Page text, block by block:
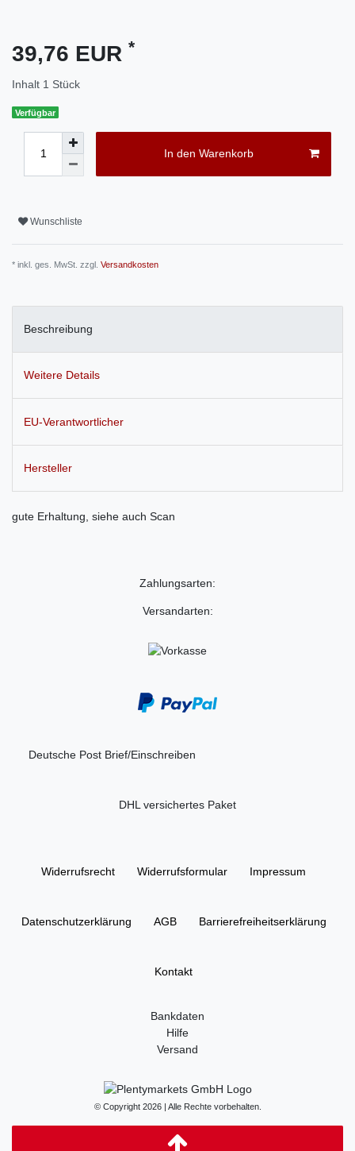
39,76 EUR *
Inhalt 1 Stück
Verfügbar
In den Warenkorb
Wunschliste
* inkl. ges. MwSt. zzgl. Versandkosten
Beschreibung
Weitere Details
EU-Verantwortlicher
Hersteller
gute Erhaltung, siehe auch Scan
Zahlungsarten:
Versandarten:
Deutsche Post Brief/Einschreiben
DHL versichertes Paket
Widerrufs­recht Widerrufs­formular Impressum
Daten­schutz­erklärung AGB Barrierefreiheitserklärung
Kontakt
Bankdaten
Hilfe
Versand
© Copyright 2026 | Alle Rechte vorbehalten.